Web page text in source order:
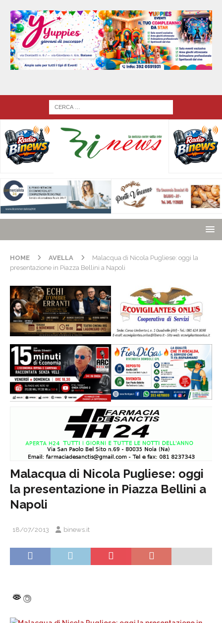
HOME AVELLA
Malacqua di Nicola Pugliese: oggi la
presentazione in Piazza Bellini a Napoli
Malacqua di Nicola Pugliese: oggi
la presentazione in Piazza Bellini a
Napoli
18/07/2013 binews.it